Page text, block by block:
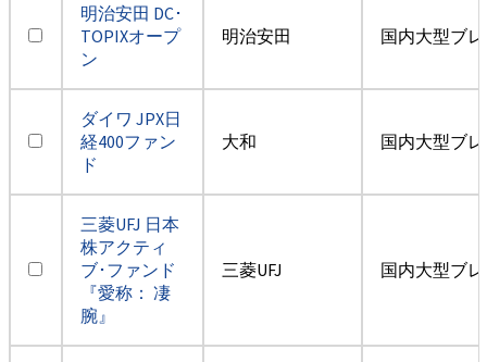
明治安田 DC･
TOPIXオープ
ン
明治安田 国内大型ブ
ダイワ JPX日
経400ファン
ド
大和 国内大型ブ
三菱UFJ 日本
株アクティ
ブ･ファンド
『愛称： 凄
腕』
三菱UFJ 国内大型ブ